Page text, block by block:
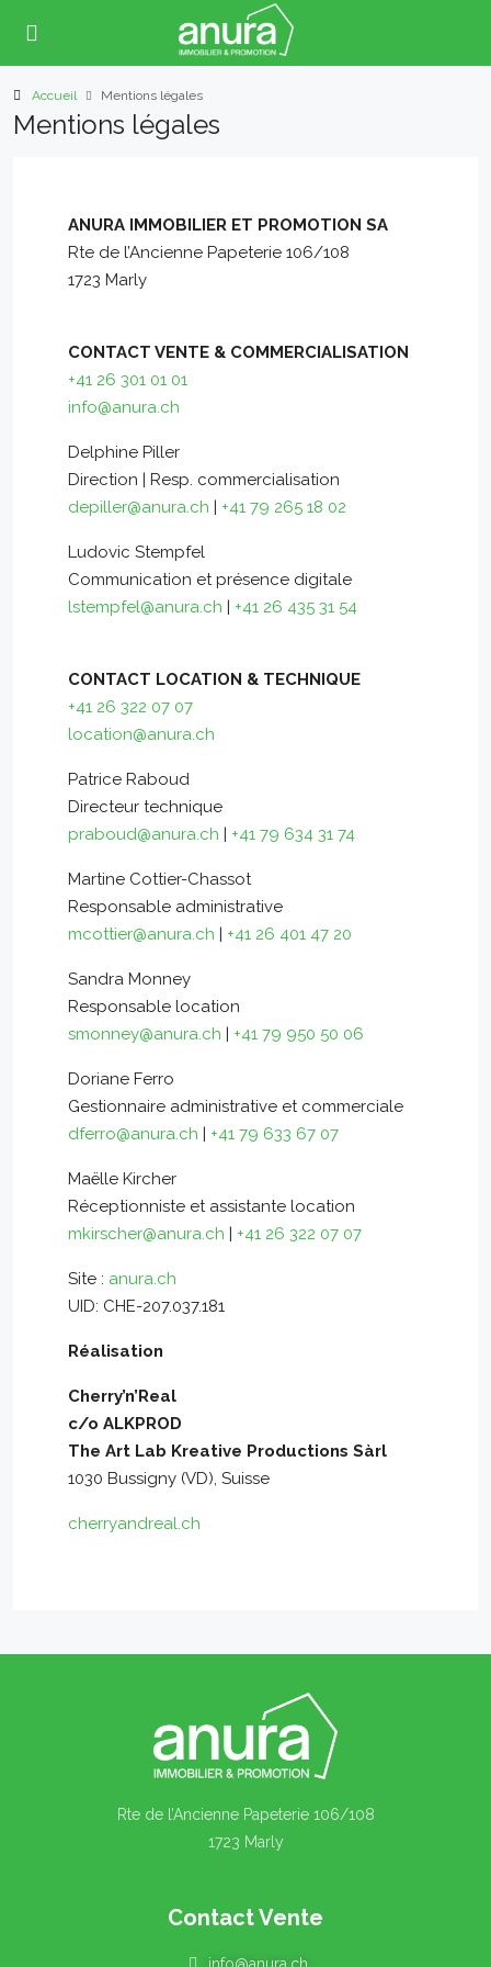
Accueil Mentions légales
Mentions légales
ANURA IMMOBILIER ET PROMOTION SA
Rte de l’Ancienne Papeterie 106/108
1723 Marly
CONTACT VENTE & COMMERCIALISATION
+41 26 301 01 01
info@anura.ch
Delphine Piller
Direction | Resp. commercialisation
depiller@anura.ch | +41 79 265 18 02
Ludovic Stempfel
Communication et présence digitale
lstempfel@anura.ch | +41 26 435 31 54
CONTACT LOCATION & TECHNIQUE
+41 26 322 07 07
location@anura.ch
Patrice Raboud
Directeur technique
praboud@anura.ch | +41 79 634 31 74
Martine Cottier-Chassot
Responsable administrative
mcottier@anura.ch | +41 26 401 47 20
Sandra Monney
Responsable location
smonney@anura.ch | +41 79 950 50 06
Doriane Ferro
Gestionnaire administrative et commerciale
dferro@anura.ch | +41 79 633 67 07
Maëlle Kircher
Réceptionniste et assistante location
mkirscher@anura.ch | +41 26 322 07 07
Site : anura.ch
UID: CHE-207.037.181
Réalisation
Cherry’n’Real
c/o ALKPROD
The Art Lab Kreative Productions Sàrl
1030 Bussigny (VD), Suisse
cherryandreal.ch
Rte de l’Ancienne Papeterie 106/108
1723 Marly
Contact Vente